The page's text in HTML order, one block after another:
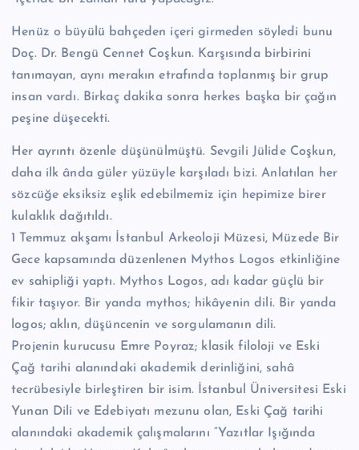
M
e
r
e
zi
Henüz o büyülü bahçeden içeri girmeden söyledi bunu
Doç. Dr. Bengü Cennet Coşkun. Karşısında birbirini
tanımayan, aynı merakın etrafında toplanmış bir grup
insan vardı. Birkaç dakika sonra herkes başka bir çağın
peşine düşecekti.
Her ayrıntı özenle düşünülmüştü. Sevgili Jülide Coşkun,
daha ilk ânda güler yüzüyle karşıladı bizi. Anlatılan her
sözcüğe eksiksiz eşlik edebilmemiz için hepimize birer
kulaklık dağıtıldı.
1 Temmuz akşamı İstanbul Arkeoloji Müzesi, Müzede Bir
Gece kapsamında düzenlenen Mythos Logos etkinliğine
ev sahipliği yaptı. Mythos Logos, adı kadar güçlü bir
fikir taşıyor. Bir yanda mythos; hikâyenin dili. Bir yanda
logos; aklın, düşüncenin ve sorgulamanın dili.
Projenin kurucusu Emre Poyraz; klasik filoloji ve Eski
Çağ tarihi alanındaki akademik derinliğini, sahâ
tecrübesiyle birleştiren bir isim. İstanbul Üniversitesi Eski
Yunan Dili ve Edebiyatı mezunu olan, Eski Çağ tarihi
alanındaki akademik çalışmalarını “Yazıtlar Işığında